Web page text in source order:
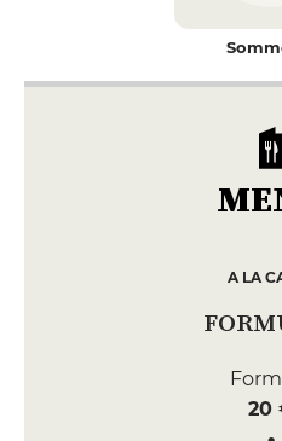
A LA
20